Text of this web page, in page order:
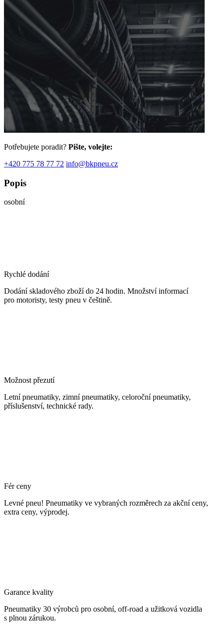
Potřebujete poradit? Pište, volejte:
+420 775 78 77 72 info@bkpneu.cz
Popis
osobní
Rychlé dodání
Dodání skladového zboží do 24 hodin. Množství informací
pro motoristy, testy pneu v češtině.
Možnost přezutí
Letní pneumatiky, zimní pneumatiky, celoroční pneumatiky,
příslušenství, technické rady.
Fér ceny
Levné pneu! Pneumatiky ve vybraných rozměrech za akční ceny,
extra ceny, výprodej.
Garance kvality
Pneumatiky 30 výrobců pro osobní, off-road a užitková vozidla
s plnou zárukou.